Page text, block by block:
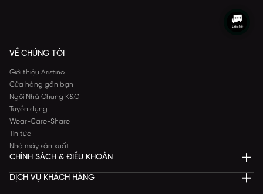
VỀ CHÚNG TÔI
Giới thiệu Aristino
Cửa hàng gần bạn
Ngôi Nhà Chung K&G
Tuyển dụng
Wear-Care-Share
Tin tức
Nhà máy sản xuất
CHÍNH SÁCH & ĐIỀU KHOẢN
DỊCH VỤ KHÁCH HÀNG